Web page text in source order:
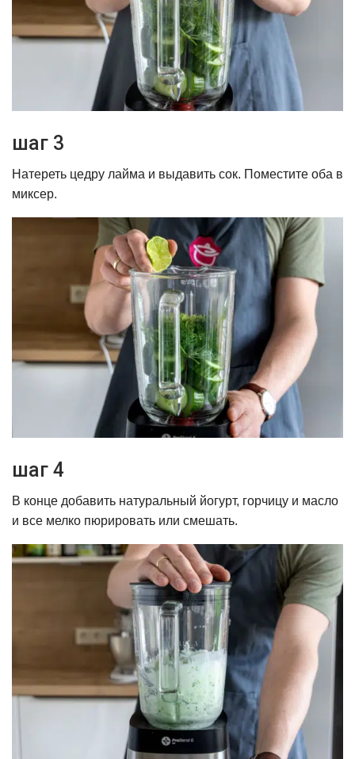
шаг 3
Натереть цедру лайма и выдавить сок. Поместите оба в
миксер.
шаг 4
В конце добавить натуральный йогурт, горчицу и масло
и все мелко пюрировать или смешать.